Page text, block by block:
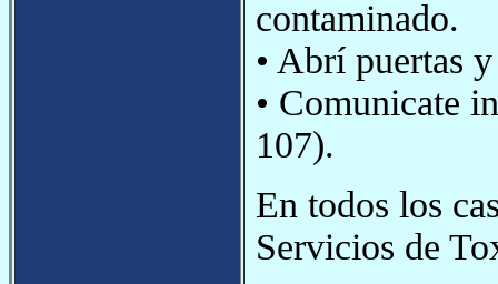
contaminado.
• Abrí puertas
• Comunicate
107).
En todos los
Servicios de